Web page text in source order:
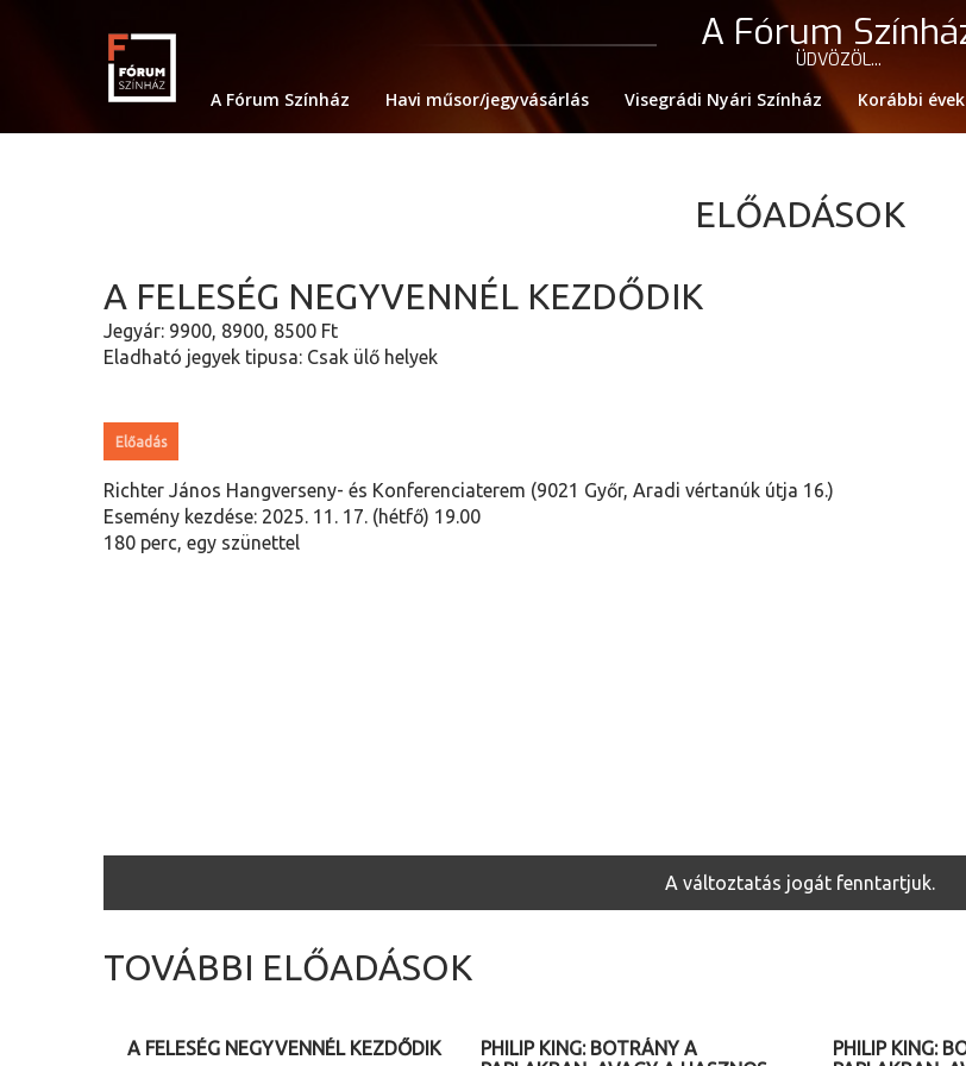
A Fórum
ÜDVÖZÖL...
A Fórum Színház
Havi műsor/jegyvásárlás Visegrádi Nyári Színház Korábbi
ELŐADÁSOK
A FELESÉG NEGYVENNÉL KEZDŐDIK
Jegyár: 9900, 8900, 8500 Ft
Eladható jegyek tipusa: Csak ülő helyek
Előadás
Richter János Hangverseny- és Konferenciaterem (9021 Győr, Aradi vértanúk útja 16.)
Esemény kezdése: 2025. 11. 17. (hétfő) 19.00
180 perc, egy szünettel
A változtatás jogát fenntartjuk.
TOVÁBBI ELŐADÁSOK
A FELESÉG NEGYVENNÉL KEZDŐDIK
PHILIP KING: BOTRÁNY A
PHILIP KING: